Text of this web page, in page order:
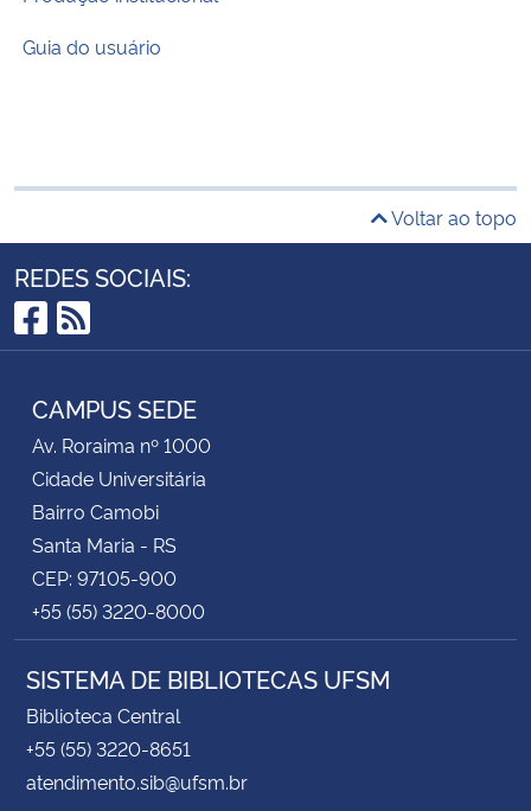
Guia do usuário
Voltar ao topo
REDES SOCIAIS:
Facebook
RSS
CAMPUS SEDE
Av. Roraima nº 1000
Cidade Universitária
Bairro Camobi
Santa Maria - RS
CEP: 97105-900
+55 (55) 3220-8000
SISTEMA DE BIBLIOTECAS UFSM
Biblioteca Central
+55 (55) 3220-8651
atendimento.sib@ufsm.br